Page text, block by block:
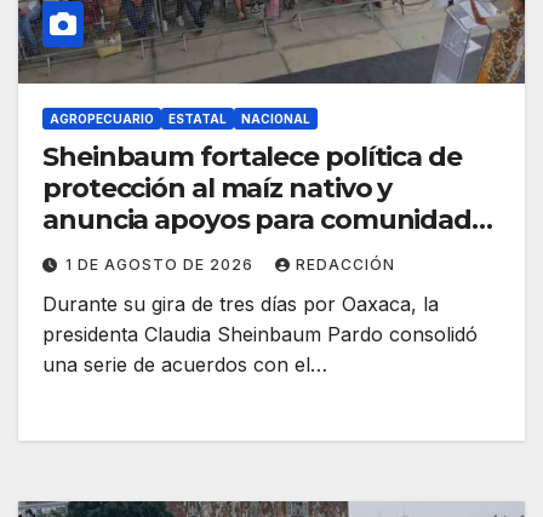
AGROPECUARIO ESTATAL NACIONAL
Sheinbaum fortalece política de
protección al maíz nativo y
anuncia apoyos para comunidades
milperas en Oaxaca
1 DE AGOSTO DE 2026 REDACCIÓN
Durante su gira de tres días por Oaxaca, la
presidenta Claudia Sheinbaum Pardo consolidó
una serie de acuerdos con el…